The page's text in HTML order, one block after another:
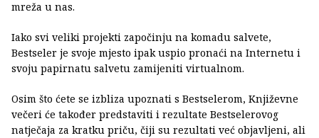
mreža u nas.
Iako svi veliki projekti započinju na komadu salvete,
Bestseler je svoje mjesto ipak uspio pronaći na Internetu i
svoju papirnatu salvetu zamijeniti virtualnom.
Osim što ćete se izbliza upoznati s Bestselerom, Književne
večeri će također predstaviti i rezultate Bestselerovog
natječaja za kratku priču, čiji su rezultati već objavljeni, ali